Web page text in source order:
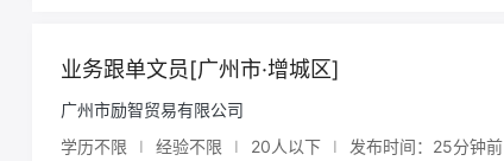
业务跟单文员[广州市·增城区]
广州市励智贸易有限公司
学历不限
I 经验不限 I 20人以下 I 发布时间：25分钟前